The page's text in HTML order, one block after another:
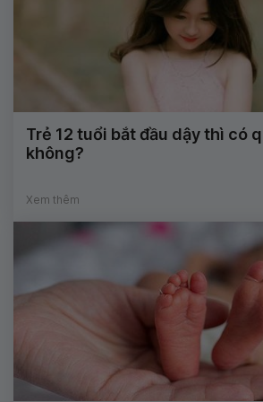
Trẻ 12 tuổi bắt đầu dậy thì có
không?
Xem thêm